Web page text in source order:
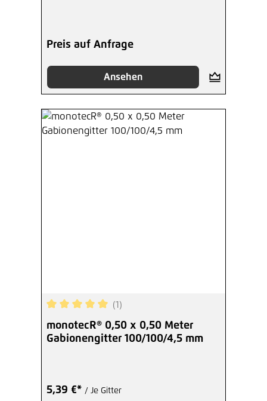
Preis auf Anfrage
Ansehen
Durchschnittliche Bewertung von 5 von 5
(1)
monotecR® 0,50 x 0,50 Meter
Gabionengitter 100/100/4,5 mm
5,39 €* / Je Gitter